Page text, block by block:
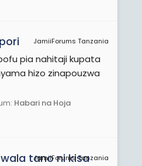
JamiiForums Tanzania
pia nahitaji kupata
hizo zinapouzwa
Habari na Hoja
JamiiForums Tanzania
tano ni kisa